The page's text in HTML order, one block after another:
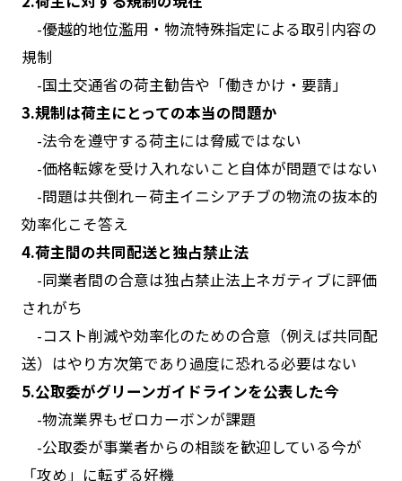
-優越的地位濫用・物流特殊指定による取引内容の
規制
-国土交通省の荷主勧告や「働きかけ・要請」
3.規制は荷主にとっての本当の問題か
-法令を遵守する荷主には脅威ではない
-価格転嫁を受け入れないこと自体が問題ではない
-問題は共倒れ－荷主イニシアチブの物流の抜本的
効率化こそ答え
4.荷主間の共同配送と独占禁止法
-同業者間の合意は独占禁止法上ネガティブに評価
されがち
-コスト削減や効率化のための合意（例えば共同配
送）はやり方次第であり過度に恐れる必要はない
5.公取委がグリーンガイドラインを公表した今
-物流業界もゼロカーボンが課題
-公取委が事業者からの相談を歓迎している今が
「攻め」に転ずる好機